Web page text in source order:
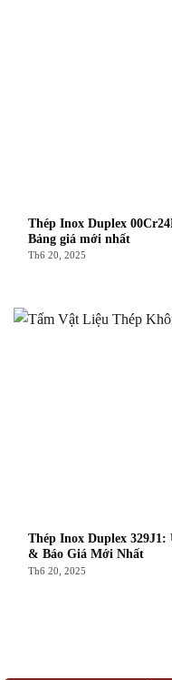
Thép Inox Duplex
Bảng giá mới nhất
Th6 20, 2025
Thép Inox Duplex
& Báo Giá Mới Nhất
Th6 20, 2025